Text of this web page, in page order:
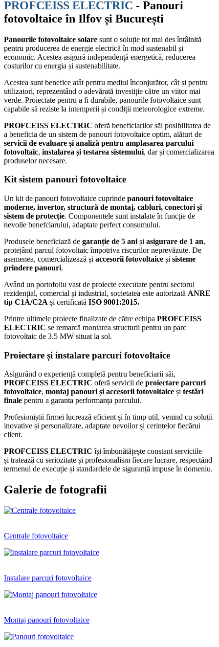
PROFCEISS ELECTRIC - Panouri
fotovoltaice în Ilfov și București
Panourile fotovoltaice solare sunt o soluție tot mai des întâlnită
pentru producerea de energie electrică în mod sustenabil și
economic. Acestea asigură independență energetică, reducerea
costurilor cu energia și sustenabilitate.
Acestea sunt benefice atât pentru mediul înconjurător, cât și pentru
utilizatori, reprezentând o adevărată investiție către un viitor mai
verde. Proiectate pentru a fi durabile, panourile fotovoltaice sunt
capabile să reziste la intemperii și condiții meteorologice extreme.
PROFCEISS ELECTRIC oferă beneficiarilor săi posibilitatea de
a beneficia de un sistem de panouri fotovoltaice optim, alături de
servicii de evaluare și analiză pentru amplasarea parcului
fotovoltaic, instalarea și testarea sistemului, dar și comercializarea
produselor necesare.
Kit sistem panouri fotovoltaice
Un kit de panouri fotovoltaice cuprinde panouri fotovoltaice
moderne, invertor, structură de montaj, cabluri, conectori și
sistem de protecție. Componentele sunt instalate în funcție de
nevoile benefciarului, adaptate perfect consumului.
Produsele beneficiază de garanție de 5 ani și asigurare de 1 an,
protejând parcul fotovoltaic împotriva riscurilor neprevăzute. De
asemenea, comercializează și accesorii fotovoltaice și sisteme
prindere panouri.
Având un portofoliu vast de proiecte executate pentru sectorul
rezidențial, comercial și industrial, societatea este autorizată ANRE
tip C1A/C2A și certificată ISO 9001:2015.
Printre ultimele proiecte finalizate de către echipa PROFCEISS
ELECTRIC se remarcă montarea structurii pentru un parc
fotovoltaic de 3.5 MW situat la sol.
Proiectare și instalare parcuri fotovoltaice
Asigurând o experiență completă pentru beneficiarii săi,
PROFCEISS ELECTRIC oferă servicii de proiectare parcuri
fotovoltaice, montaj panouri și accesorii fotovoltaice și testări
finale pentru a garanta performanța parcului.
Profesioniștii firmei lucrează eficient și în timp util, venind cu soluții
inovative și personalizate, adaptate nevoilor și cerințelor fiecărui
client.
PROFCEISS ELECTRIC își îmbunătățește constant serviciile
și tratează cu seriozitate și profesionalism fiecare lucrare, respectând
termenul de execuție și standardele de siguranță impuse în domeniu.
Galerie de fotografii
Centrale fotovoltaice
Instalare parcuri fotovoltaice
Montaj panouri fotovoltaice